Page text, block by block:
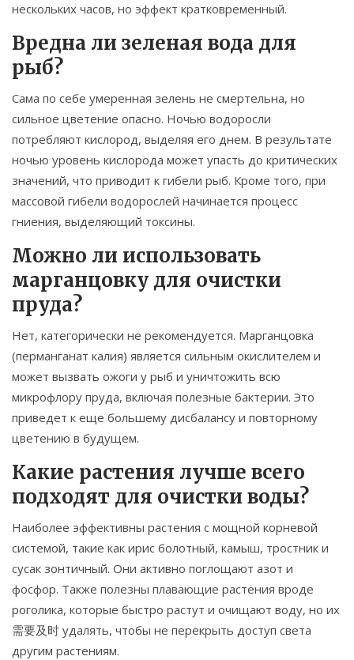
нескольких часов, но эффект кратковременный.
Вредна ли зеленая вода для
рыб?
Сама по себе умеренная зелень не смертельна, но
сильное цветение опасно. Ночью водоросли
потребляют кислород, выделяя его днем. В результате
ночью уровень кислорода может упасть до критических
значений, что приводит к гибели рыб. Кроме того, при
массовой гибели водорослей начинается процесс
гниения, выделяющий токсины.
Можно ли использовать
марганцовку для очистки
пруда?
Нет, категорически не рекомендуется. Марганцовка
(перманганат калия) является сильным окислителем и
может вызвать ожоги у рыб и уничтожить всю
микрофлору пруда, включая полезные бактерии. Это
приведет к еще большему дисбалансу и повторному
цветению в будущем.
Какие растения лучше всего
подходят для очистки воды?
Наиболее эффективны растения с мощной корневой
системой, такие как ирис болотный, камыш, тростник и
сусак зонтичный. Они активно поглощают азот и
фосфор. Также полезны плавающие растения вроде
роголика, которые быстро растут и очищают воду, но их
需要及时 удалять, чтобы не перекрыть доступ света
другим растениям.